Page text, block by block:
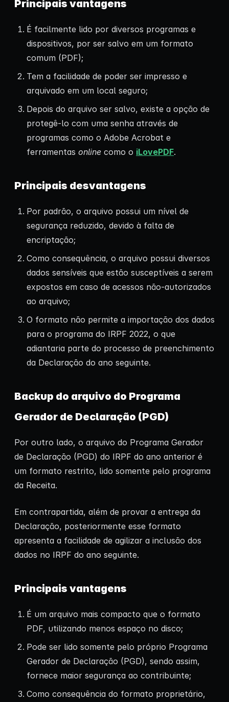
Principais vantagens
É facilmente lido por diversos programas e
dispositivos, por ser salvo em um formato
comum (PDF);
Tem a facilidade de poder ser impresso e
arquivado em um local seguro;
Depois do arquivo ser salvo, existe a opção de
protegê-lo com uma senha através de
programas como o Adobe Acrobat e
ferramentas online como o iLovePDF.
Principais desvantagens
Por padrão, o arquivo possui um nível de
segurança reduzido, devido à falta de
encriptação;
Como consequência, o arquivo possui diversos
dados sensíveis que estão susceptíveis a serem
expostos em caso de acessos não-autorizados
ao arquivo;
O formato não permite a importação dos dados
para o programa do IRPF 2022, o que
adiantaria parte do processo de preenchimento
da Declaração do ano seguinte.
Backup do arquivo do Programa
Gerador de Declaração (PGD)
Por outro lado, o arquivo do Programa Gerador
de Declaração (PGD) do IRPF do ano anterior é
um formato restrito, lido somente pelo programa
da Receita.
Em contrapartida, além de provar a entrega da
Declaração, posteriormente esse formato
apresenta a facilidade de agilizar a inclusão dos
dados no IRPF do ano seguinte.
Principais vantagens
É um arquivo mais compacto que o formato
PDF, utilizando menos espaço no disco;
Pode ser lido somente pelo próprio Programa
Gerador de Declaração (PGD), sendo assim,
fornece maior segurança ao contribuinte;
Como consequência do formato proprietário,